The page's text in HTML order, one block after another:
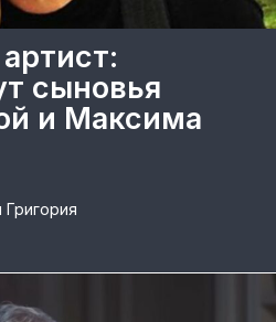
сыновья
и Максима